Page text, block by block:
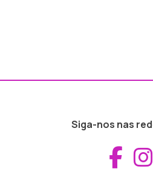
Siga-nos nas